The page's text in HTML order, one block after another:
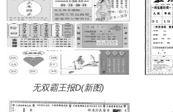
无双霸王报D(新图)